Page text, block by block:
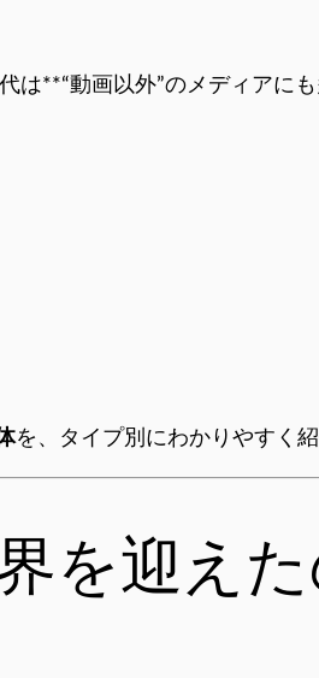
は**“動画以外”のメディアに
を、タイプ別にわかりやすく紹
を迎えた